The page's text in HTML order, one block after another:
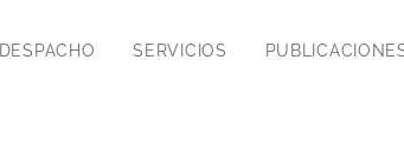
DESPACHO SERVICIOS